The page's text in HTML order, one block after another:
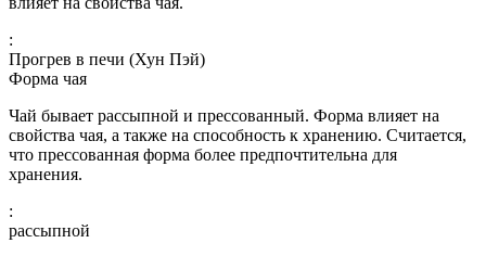
:
Прогрев в печи (Хун Пэй)
Форма чая
Чай бывает рассыпной и прессованный. Форма влияет на
свойства чая, а также на способность к хранению. Считается,
что прессованная форма более предпочтительна для
хранения.
:
рассыпной